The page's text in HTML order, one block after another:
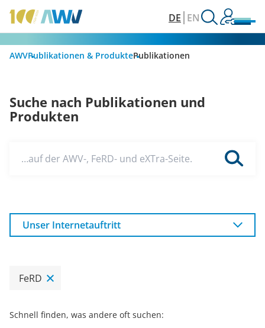
DE EN
AWVPublikationen & ProduktePublikationen
Suche nach Publikationen und
Produkten
…auf der AWV-, FeRD- und eXTra-Seite.
Unser Internetauftritt
FeRD
Schnell finden, was andere oft suchen: